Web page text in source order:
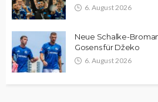
6. August 2026
Neue Schalke-
Gosens für Džeko
6. August 2026